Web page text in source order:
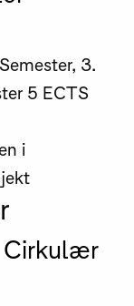
3.
5 ECTS
i
Cirkulær